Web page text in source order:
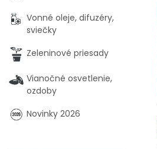
Vonné oleje, difuzéry,
sviečky
Zeleninové priesady
Vianočné osvetlenie,
ozdoby
Novinky 2026